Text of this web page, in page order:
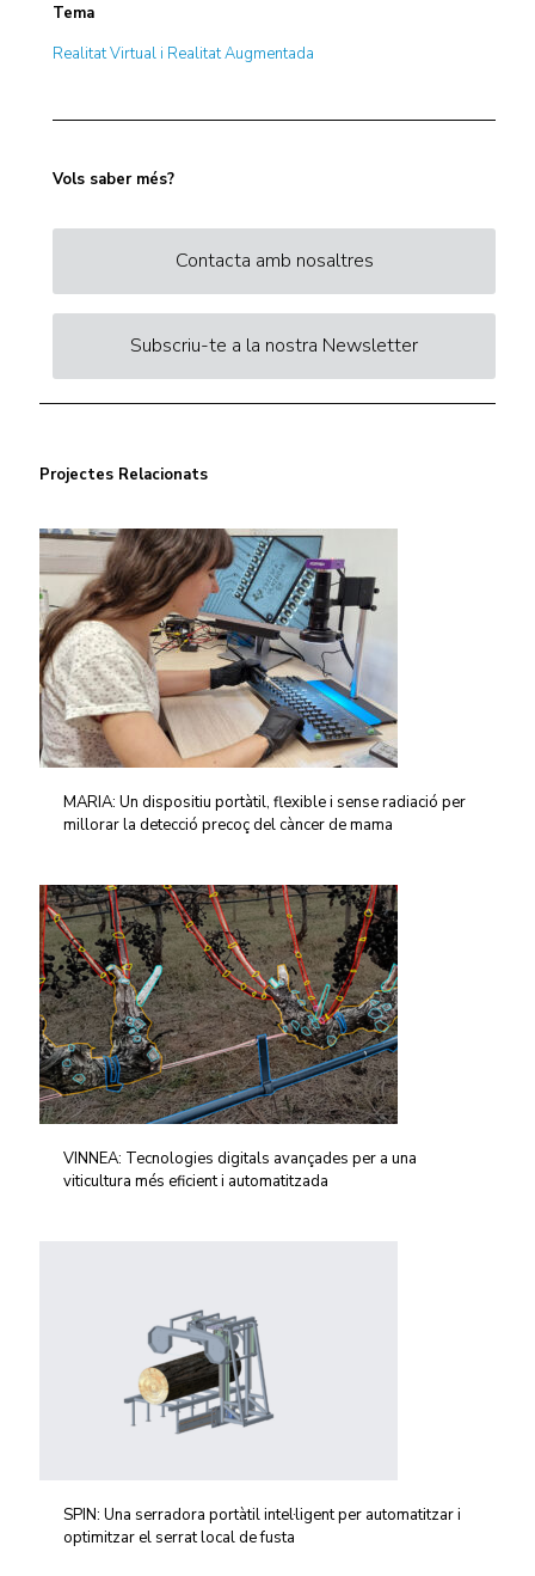
Tema
Realitat Virtual i Realitat Augmentada
Vols saber més?
Contacta amb nosaltres
Subscriu-te a la nostra Newsletter
Projectes Relacionats
MARIA: Un dispositiu portàtil, flexible i sense radiació per
millorar la detecció precoç del càncer de mama
VINNEA: Tecnologies digitals avançades per a una
viticultura més eficient i automatitzada
SPIN: Una serradora portàtil intel·ligent per automatitzar i
optimitzar el serrat local de fusta